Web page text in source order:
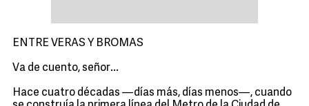
ENTRE VERAS Y BROMAS
Va de cuento, señor...
Hace cuatro décadas —días más, días menos—, cuando